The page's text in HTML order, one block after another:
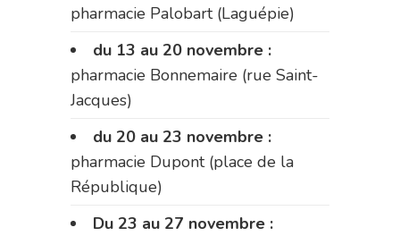
pharmacie Palobart (Laguépie)
du 13 au 20 novembre :
pharmacie Bonnemaire (rue Saint-
Jacques)
du 20 au 23 novembre :
pharmacie Dupont (place de la
République)
Du 23 au 27 novembre :